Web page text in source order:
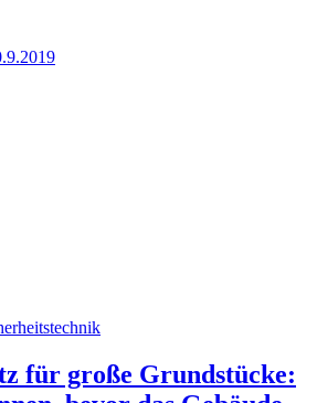
für große Grundstücke: